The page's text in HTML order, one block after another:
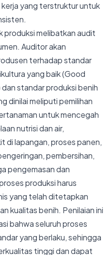
yang terstruktur untuk
produksi melibatkan audit
Auditor akan
terhadap standar
yang baik (Good
standar produksi benih
dinilai meliputi pemilihan
untuk mencegah
nutrisi dan air,
di lapangan, proses panen,
pembersihan,
pengemasan dan
produksi harus
yang telah ditetapkan
kualitas benih. Penilaian ini
bahwa seluruh proses
yang berlaku, sehingga
tinggi dan dapat